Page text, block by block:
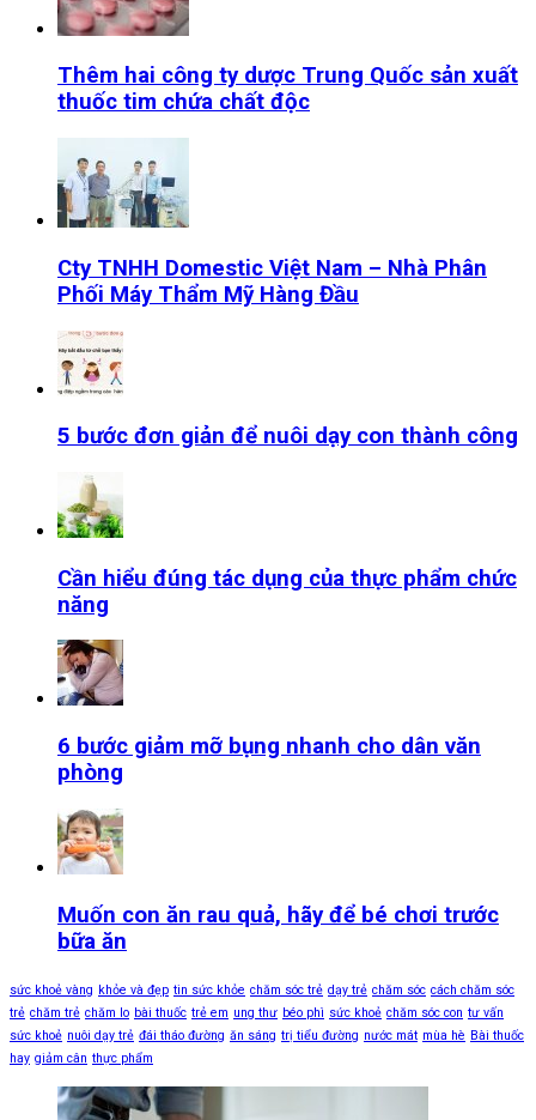
Thêm hai công ty dược Trung Quốc sản xuất
thuốc tim chứa chất độc
Cty TNHH Domestic Việt Nam – Nhà Phân
Phối Máy Thẩm Mỹ Hàng Đầu
5 bước đơn giản để nuôi dạy con thành công
Cần hiểu đúng tác dụng của thực phẩm chức
năng
6 bước giảm mỡ bụng nhanh cho dân văn
phòng
Muốn con ăn rau quả, hãy để bé chơi trước
bữa ăn
sức khoẻ vàng khỏe và đẹp tin sức khỏe chăm sóc trẻ dạy trẻ chăm sóc cách chăm sóc
trẻ chăm trẻ chăm lo bài thuốc trẻ em ung thư béo phì sức khoẻ chăm sóc con tư vấn
sức khoẻ nuôi dạy trẻ đái tháo đường ăn sáng trị tiểu đường nước mát mùa hè Bài thuốc
hay giảm cân thực phẩm